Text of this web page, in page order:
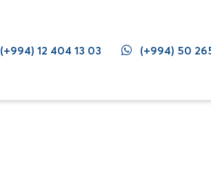
(+994) 12 404 13 03 (+994) 50